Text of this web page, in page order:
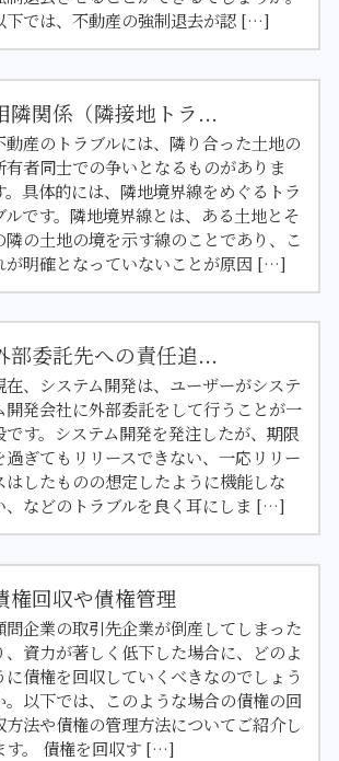
下では、不動産の強制退去が認 […]
隣関係（隣接地トラ...
動産のトラブルには、隣り合った土地の
有者同士での争いとなるものがありま
。具体的には、隣地境界線をめぐるトラ
ルです。隣地境界線とは、ある土地とそ
隣の土地の境を示す線のことであり、こ
が明確となっていないことが原因 […]
部委託先への責任追...
在、システム開発は、ユーザーがシステ
開発会社に外部委託をして行うことが一
です。システム開発を発注したが、期限
過ぎてもリリースできない、一応リリー
はしたものの想定したように機能しな
、などのトラブルを良く耳にしま […]
権回収や債権管理
問企業の取引先企業が倒産してしまった
、資力が著しく低下した場合に、どのよ
に債権を回収していくべきなのでしょう
。以下では、このような場合の債権の回
方法や債権の管理方法についてご紹介し
す。 債権を回収す […]